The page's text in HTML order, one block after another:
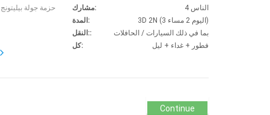
مشارك:
4 الناس
المدة:
3D 2N (3 اليوم 2 مساء)
النقل::
بما في ذلك السيارات / الحافلات
كل:
فطور + غداء + ليل
Continue